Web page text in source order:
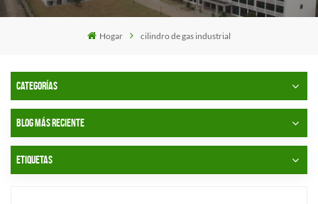
Hogar cilindro de gas industrial
CATEGORÍAS
BLOG MÁS RECIENTE
ETIQUETAS